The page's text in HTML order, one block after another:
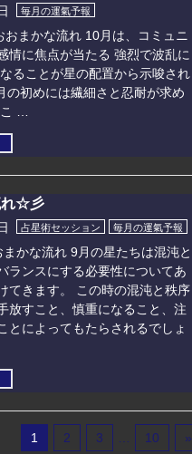
毎月の運氣予報
おまかな流れ 10月は、コミュニ
情に焦点が当たる 強烈で波乱に
ることが星の配置から示唆され
初めには繊細さと忍耐が求め
…
れ☆彡
占星術セッション 毎月の運氣予報
かな流れ 9月の星たちは混沌と
ランスにする必要性についてあ
てきます。 この時の混沌と秩序
放すこと、慎重になること、注
とによってもたらされるでしょ
1 2 3 10 »